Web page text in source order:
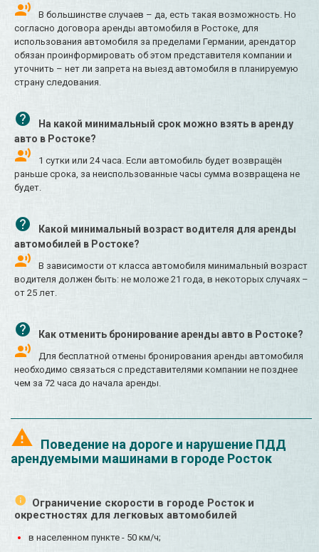
В большинстве случаев – да, есть такая возможность. Но
согласно договора аренды автомобиля в Ростоке, для
использования автомобиля за пределами Германии, арендатор
обязан проинформировать об этом представителя компании и
уточнить – нет ли запрета на выезд автомобиля в планируемую
страну следования.
На какой минимальный срок можно взять в аренду
авто в Ростоке?
1 сутки или 24 часа. Если автомобиль будет возвращён
раньше срока, за неиспользованные часы сумма возвращена не
будет.
Какой минимальный возраст водителя для аренды
автомобилей в Ростоке?
В зависимости от класса автомобиля минимальный возраст
водителя должен быть: не моложе 21 года, в некоторых случаях –
от 25 лет.
Как отменить бронирование аренды авто в Ростоке?
Для бесплатной отмены бронирования аренды автомобиля
необходимо связаться с представителями компании не позднее
чем за 72 часа до начала аренды.
Поведение на дороге и нарушение ПДД
арендуемыми машинами в городе Росток
Ограничение скорости в городе Росток и
окрестностях для легковых автомобилей
в населенном пункте - 50 км/ч;